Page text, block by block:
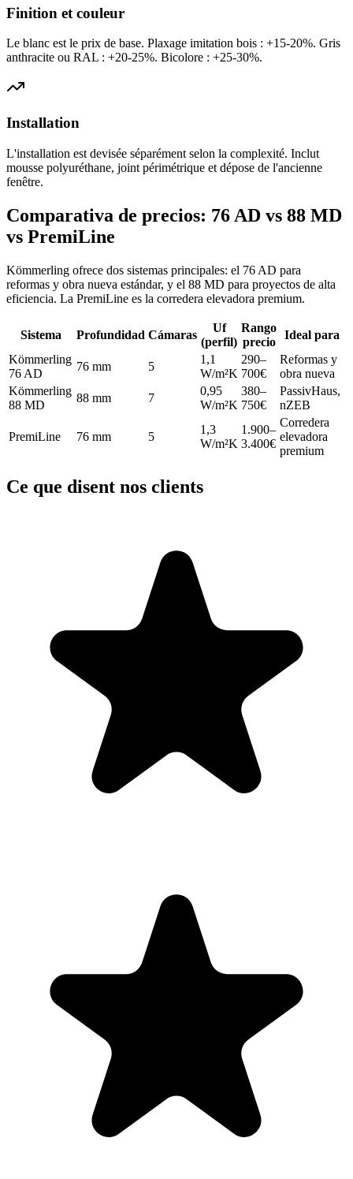
Finition et couleur
Le blanc est le prix de base. Plaxage imitation bois : +15-20%. Gris
anthracite ou RAL : +20-25%. Bicolore : +25-30%.
Installation
L'installation est devisée séparément selon la complexité. Inclut
mousse polyuréthane, joint périmétrique et dépose de l'ancienne
fenêtre.
Comparativa de precios: 76 AD vs 88 MD
vs PremiLine
Kömmerling ofrece dos sistemas principales: el 76 AD para
reformas y obra nueva estándar, y el 88 MD para proyectos de alta
eficiencia. La PremiLine es la corredera elevadora premium.
Sistema Profundidad Cámaras
Uf
(perfil)
Rango
precio
Ideal para
Kömmerling
76 AD
76 mm 5
1,1
W/m²K
290–
700€
Reformas y
obra nueva
Kömmerling
88 MD
88 mm 7
0,95
W/m²K
380–
750€
PassivHaus,
nZEB
PremiLine 76 mm 5
1,3
W/m²K
1.900–
3.400€
Corredera
elevadora
premium
Ce que disent nos clients